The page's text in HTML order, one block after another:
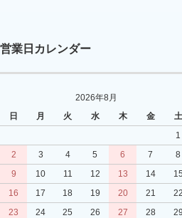
営業日カレンダー
2026年8月
日
月 火 水 木 金
土
1
2
3 4 5 6 7
8
9
10 11 12 13 14
15
16
17 18 19 20 21
22
23
24 25 26 27 28
29